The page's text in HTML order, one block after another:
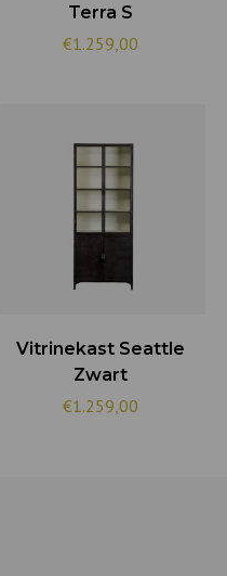
Terra S
€1.259,00
Vitrinekast Seattle
Zwart
€1.259,00